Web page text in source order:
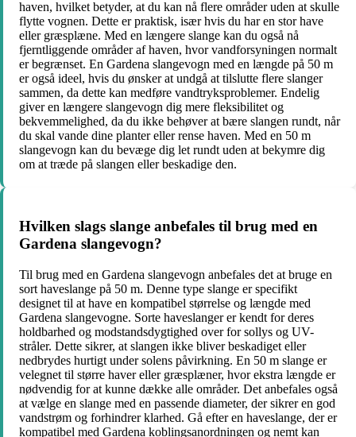
haven, hvilket betyder, at du kan nå flere områder uden at skulle
flytte vognen. Dette er praktisk, især hvis du har en stor have
eller græsplæne. Med en længere slange kan du også nå
fjerntliggende områder af haven, hvor vandforsyningen normalt
er begrænset. En Gardena slangevogn med en længde på 50 m
er også ideel, hvis du ønsker at undgå at tilslutte flere slanger
sammen, da dette kan medføre vandtryksproblemer. Endelig
giver en længere slangevogn dig mere fleksibilitet og
bekvemmelighed, da du ikke behøver at bære slangen rundt, når
du skal vande dine planter eller rense haven. Med en 50 m
slangevogn kan du bevæge dig let rundt uden at bekymre dig
om at træde på slangen eller beskadige den.
Hvilken slags slange anbefales til brug med en
Gardena slangevogn?
Til brug med en Gardena slangevogn anbefales det at bruge en
sort haveslange på 50 m. Denne type slange er specifikt
designet til at have en kompatibel størrelse og længde med
Gardena slangevogne. Sorte haveslanger er kendt for deres
holdbarhed og modstandsdygtighed over for sollys og UV-
stråler. Dette sikrer, at slangen ikke bliver beskadiget eller
nedbrydes hurtigt under solens påvirkning. En 50 m slange er
velegnet til større haver eller græsplæner, hvor ekstra længde er
nødvendig for at kunne dække alle områder. Det anbefales også
at vælge en slange med en passende diameter, der sikrer en god
vandstrøm og forhindrer klarhed. Gå efter en haveslange, der er
kompatibel med Gardena koblingsanordningen og nemt kan